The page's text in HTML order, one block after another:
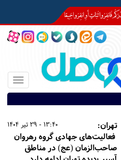
Toggle
13:40 - 29 تیر 1404
تهران:
فعالیت‌های جهادی گروه رهروان
صاحب‌الزمان (عج) در مناطق